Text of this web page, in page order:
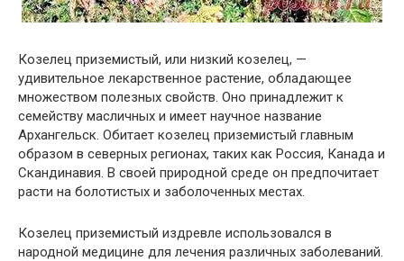
Козелец приземистый, или низкий козелец, —
удивительное лекарственное растение, обладающее
множеством полезных свойств. Оно принадлежит к
семейству масличных и имеет научное название
Архангельск. Обитает козелец приземистый главным
образом в северных регионах, таких как Россия, Канада и
Скандинавия. В своей природной среде он предпочитает
расти на болотистых и заболоченных местах.
Козелец приземистый издревле использовался в
народной медицине для лечения различных заболеваний.